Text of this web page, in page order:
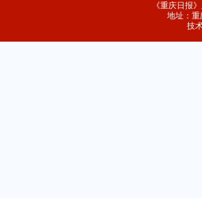
《重庆日报
地址：重
技